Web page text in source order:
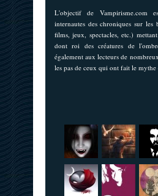
L'objectif de Vampirisme.com
internautes des chroniques sur les
films, jeux, spectacles, etc.)
dont roi des créatures de
également aux lecteurs de
les pas de ceux qui ont fait le